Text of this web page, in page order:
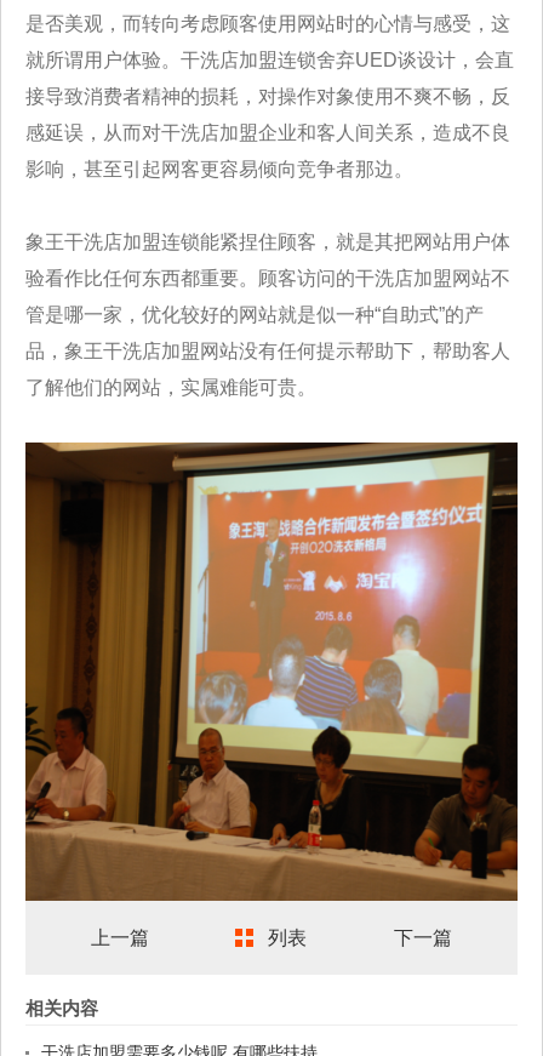
是否美观，而转向考虑顾客使用网站时的心情与感受，这
就所谓用户体验。干洗店加盟连锁舍弃UED谈设计，会直
接导致消费者精神的损耗，对操作对象使用不爽不畅，反
感延误，从而对干洗店加盟企业和客人间关系，造成不良
影响，甚至引起网客更容易倾向竞争者那边。
象王干洗店加盟连锁能紧捏住顾客，就是其把网站用户体
验看作比任何东西都重要。顾客访问的干洗店加盟网站不
管是哪一家，优化较好的网站就是似一种“自助式”的产
品，象王干洗店加盟网站没有任何提示帮助下，帮助客人
了解他们的网站，实属难能可贵。
上一篇 列表 下一篇
相关内容